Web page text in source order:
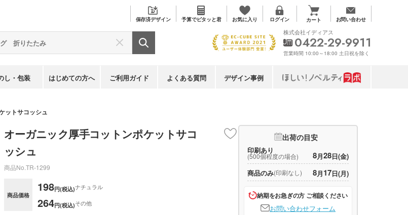
保存済デザイン 予算でピタッと君 お気に入り ログイン カート お問い合わせ
し・包装 はじめての方へ ご利用ガイド よくある質問 デザイン事例
株式会社イディアス
0422-29-9911
営業時間 10:00～18:00 土日祝を除く
ットサコッシュ
オーガニック厚手コットンポケットサコ
ッシュ
商品No. TR-1299
商品価格
198円(税込)ナチュラル
264円(税込)その他
出荷の目安
印刷あり
(500個程度の場合) 8月28日(金)
商品のみ(印刷なし) 8月17日(月)
納期をお急ぎの方 ご相談ください
お問い合わせフォーム